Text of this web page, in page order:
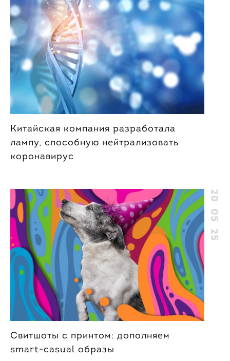
Китайская компания разработала
лампу, способную нейтрализовать
коронавирус
Свитшоты с принтом: дополняем
smart-casual образы
20 05 25